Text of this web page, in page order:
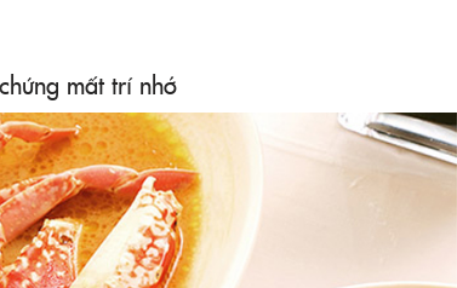
mất trí nhớ